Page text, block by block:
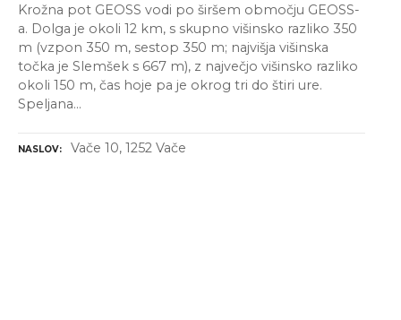
Krožna pot GEOSS vodi po širšem območju GEOSS-
a. Dolga je okoli 12 km, s skupno višinsko razliko 350
m (vzpon 350 m, sestop 350 m; najvišja višinska
točka je Slemšek s 667 m), z največjo višinsko razliko
okoli 150 m, čas hoje pa je okrog tri do štiri ure.
Speljana…
NASLOV Vače 10, 1252 Vače